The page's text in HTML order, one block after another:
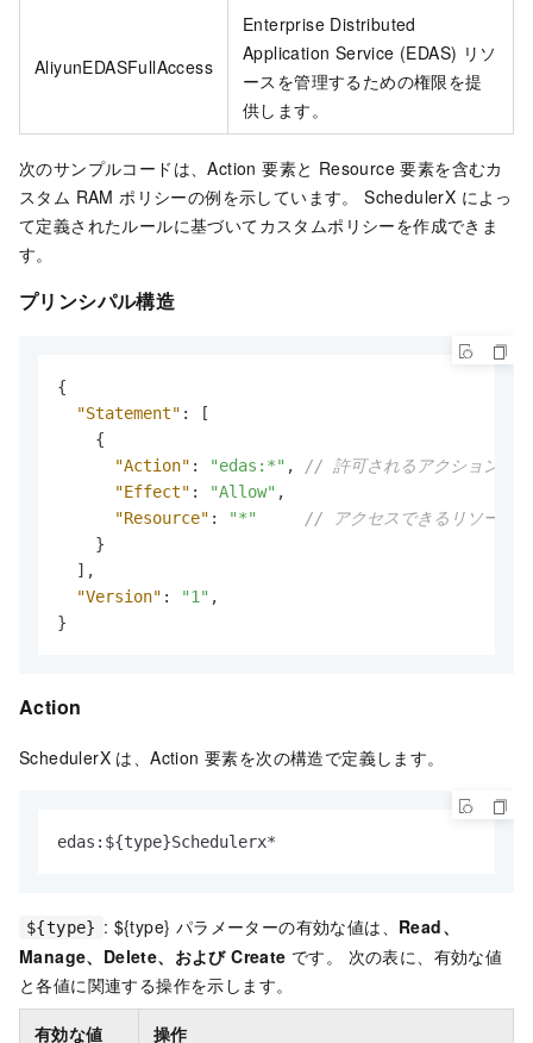
AliyunEDASFullAccess
Enterprise Distributed
Application Service (EDAS) リソ
ースを管理するための権限を提
供します。
次のサンプルコードは、Action 要素と Resource 要素を含むカ
スタム RAM ポリシーの例を示しています。 SchedulerX によっ
て定義されたルールに基づいてカスタムポリシーを作成できま
す。
プリンシパル構造
{
"Statement" :
[
{
"Action" : "edas:*" ,
// 許可されるアクション。
"Effect" : "Allow" ,
"Resource" : "*"
// アクセスできるリソース
}
] ,
"Version" : "1" ,
}
Action
SchedulerX は、Action 要素を次の構造で定義します。
edas : ${type}Schedulerx*
${type} : ${type} パラメーターの有効な値は、 Read、
Manage、Delete、および Create です。 次の表に、有効な値
と各値に関連する操作を示します。
有効な値 操作